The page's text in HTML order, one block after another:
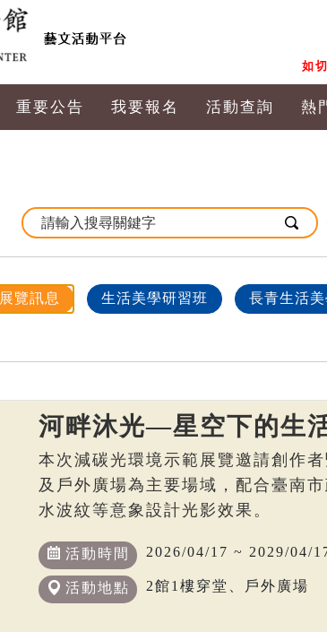
如
重要公告 我要報名 活動查詢 熱
展覽訊息 生活美學研習班 長青生活
河畔沐光—星空下的生
本次減碳光環境示範展覽邀請創作
及戶外廣場為主要場域，配合臺南
水波紋等意象設計光影效果。
活動時間 2026/04/17 ~ 2029/04/
活動地點 2館1樓穿堂、戶外廣場